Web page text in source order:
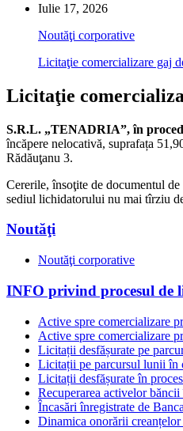
Iulie 17, 2026
Noutăţi corporative
Licitaţie comercializare gaj
Licitaţie
S.R.L. „TENADRIA”, în
încăpere nelocativă, suprafața
Rădăuţanu 3.
Cererile, însoţite de documentul
sediul lichidatorului nu mai tîrziu
Noutăţi
Noutăţi corporative
INFO privind procesul de
Active spre comercializare
Active spre comercializare
Licitații desfășurate pe
Licitații pe parcursul lunii în
Licitații desfășurate în
Recuperarea activelor
Încasări înregistrate de
Dinamica onorării